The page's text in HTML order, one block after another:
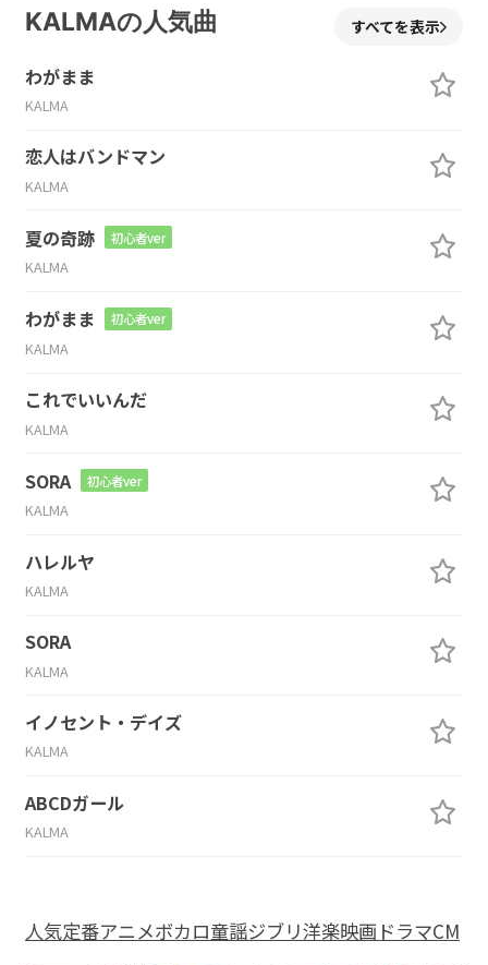
KALMAの人気曲 すべてを表示
わがまま
KALMA
恋人はバンドマン
KALMA
夏の奇跡 初心者ver
KALMA
わがまま 初心者ver
KALMA
これでいいんだ
KALMA
SORA 初心者ver
KALMA
ハレルヤ
KALMA
SORA
KALMA
イノセント・デイズ
KALMA
ABCDガール
KALMA
人気定番アニメボカロ童謡ジブリ洋楽映画ドラマCM